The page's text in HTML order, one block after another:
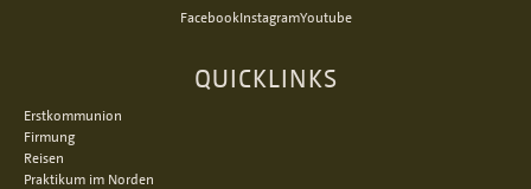
FacebookInstagramYoutube
QUICKLINKS
Erstkommunion
Firmung
Reisen
Praktikum im Norden